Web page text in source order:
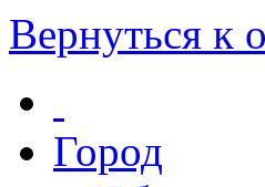
Вернуться к
Город